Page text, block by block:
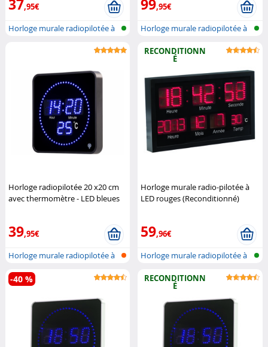
37,95€
Horloge murale radiopilotée à
99,95€
Horloge murale radiopilotée à
Horloge radiopilotée 20 x20 cm
avec thermomètre - LED bleues
39,95€
Horloge murale radiopilotée à
LED a...
RECONDITIONN
É
Horloge murale radio-pilotée à
LED rouges (Reconditionné)
59,96€
Horloge murale radiopilotée à
-40 % RECONDITIONN
É